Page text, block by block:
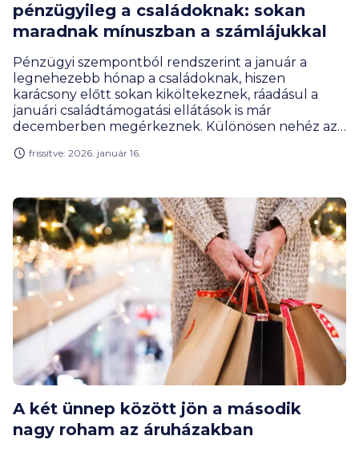
pénzügyileg a családoknak: sokan
maradnak mínuszban a számlájukkal
Pénzügyi szempontból rendszerint a január a
legnehezebb hónap a családoknak, hiszen
karácsony előtt sokan kiköltekeznek, ráadásul a
januári családtámogatási ellátások is már
decemberben megérkeznek. Különösen nehéz az
személyi kölcsönt igényeltek decemberben, ezek
frissítve: 2026. január 16.
A két ünnep között jön a második
nagy roham az áruházakban